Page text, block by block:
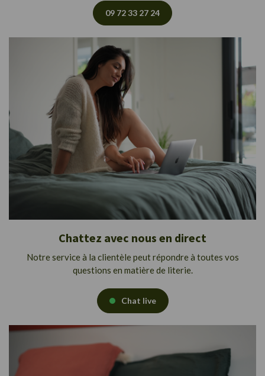
09 72 33 27 24
Chattez avec nous en direct
Notre service à la clientèle peut répondre à toutes vos
questions en matière de literie.
Chat live